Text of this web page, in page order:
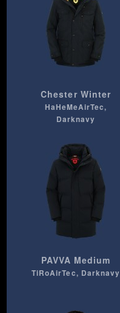
Chester Winter
HaHeMeAirTec,
Darknavy
PAVVA Medium
TiRoAirTec, Darknavy